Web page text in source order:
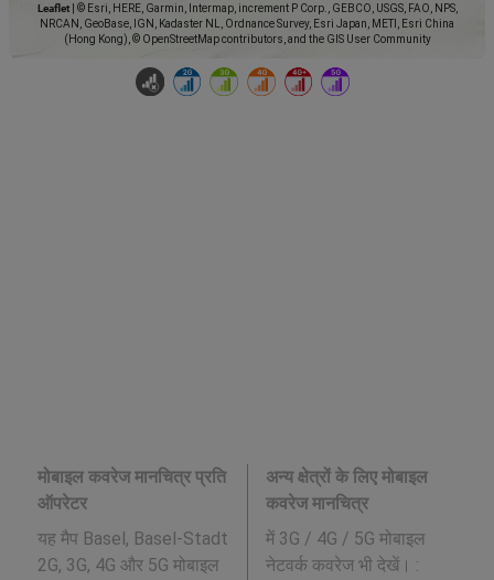
Leaflet
© Esri, HERE, Garmin, Intermap, increment P Corp., GEBCO, USGS, FAO, NPS,
NRCAN, GeoBase, IGN, Kadaster NL, Ordnance Survey, Esri Japan, METI, Esri China
(Hong Kong), © OpenStreetMap contributors, and the GIS User Community
मोबाइल कवरेज मानचित्र प्रति
ऑपरेटर
यह मैप Basel, Basel-Stadt
2G, 3G, 4G और 5G मोबाइल
अन्य क्षेत्रों के लिए मोबाइल
कवरेज मानचित्र
में 3G / 4G / 5G मोबाइल
नेटवर्क कवरेज भी देखें। :